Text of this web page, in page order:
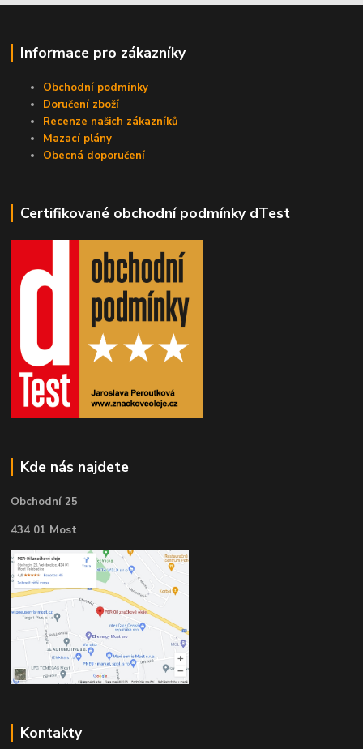
Informace pro zákazníky
Obchodní podmínky
Doručení zboží
Recenze našich zákazníků
Mazací plány
Obecná doporučení
Certifikované obchodní podmínky dTest
Kde nás najdete
Obchodní 25
434 01 Most
Kontakty